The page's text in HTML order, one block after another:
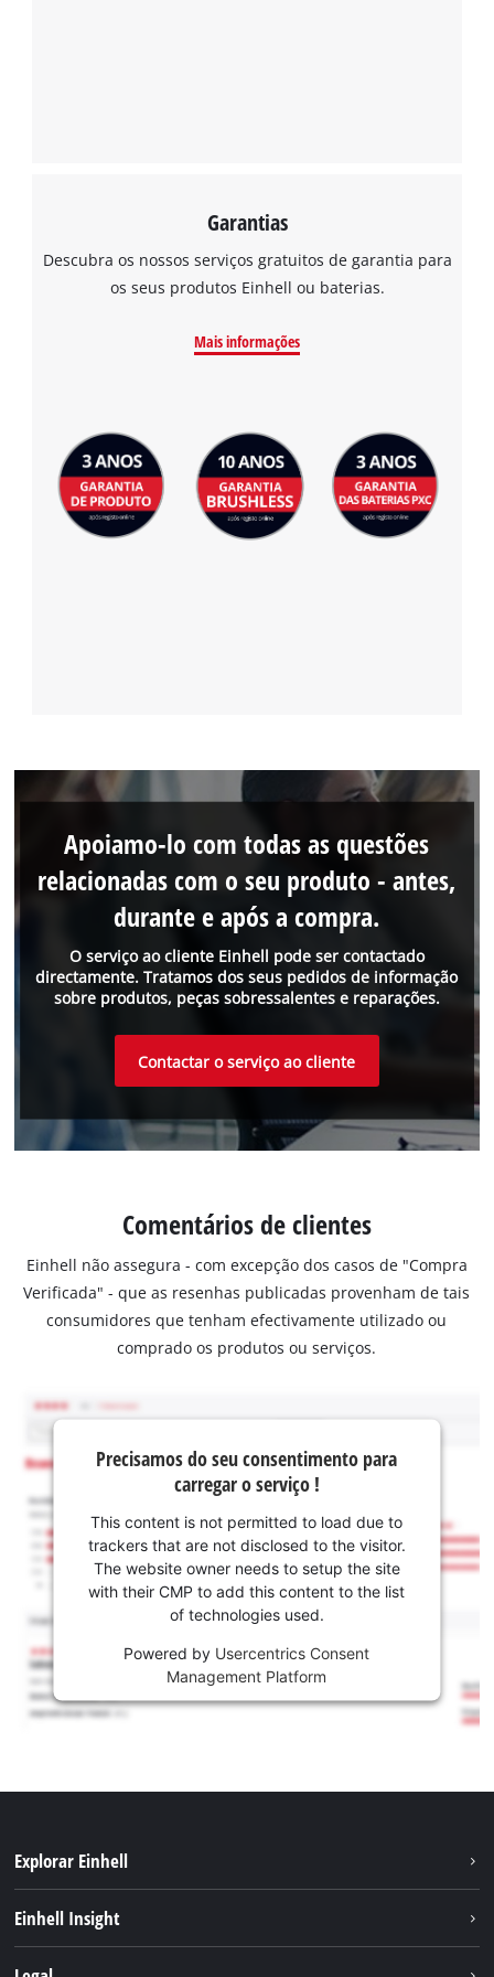
Garantias
Descubra os nossos serviços gratuitos de garantia para
os seus produtos Einhell ou baterias.
Mais informações
O serviço ao cliente Einhell pode ser contactado
directamente. Tratamos dos seus pedidos de informação
sobre produtos, peças sobressalentes e reparações.
Apoiamo-lo com todas as questões
relacionadas com o seu produto - antes,
durante e após a compra.
Contactar o serviço ao cliente
Comentários de clientes
Einhell não assegura - com excepção dos casos de "Compra
Verificada" - que as resenhas publicadas provenham de tais
consumidores que tenham efectivamente utilizado ou
comprado os produtos ou serviços.
Precisamos do seu consentimento para
carregar o serviço !
This content is not permitted to load due to
trackers that are not disclosed to the visitor.
The website owner needs to setup the site
with their CMP to add this content to the list
of technologies used.
Powered by Usercentrics Consent
Management Platform
Explorar Einhell
Einhell Insight